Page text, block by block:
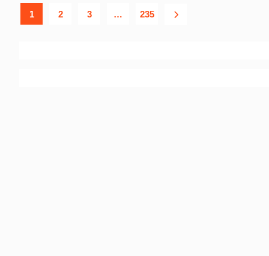
1 2 3 … 235